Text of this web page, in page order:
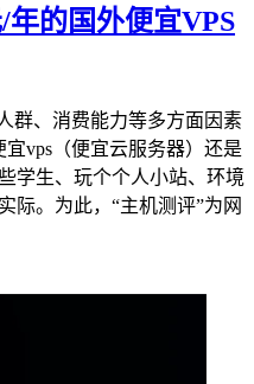
年的国外便宜VPS
群、消费能力等多方面因素
vps（便宜云服务器）还是
学生、玩个个人小站、环境
际。为此，“主机测评”为网